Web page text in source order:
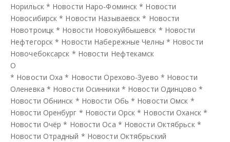
Норильск * Новости Наро-Фоминск * Новости
Новосибирск * Новости Называевск * Новости
Новотроицк * Новости Новокуйбышевск * Новости
Нефтегорск * Новости Набережные Челны * Новости
Новочебоксарск * Новости Нефтекамск
О
* Новости Оха * Новости Орехово-Зуево * Новости
Оленевка * Новости Осинники * Новости Одинцово *
Новости Обнинск * Новости Обь * Новости Омск *
Новости Оренбург * Новости Орск * Новости Оханск *
Новости Очёр * Новости Оса * Новости Октябрьск *
Новости Отрадный * Новости Октябрьский